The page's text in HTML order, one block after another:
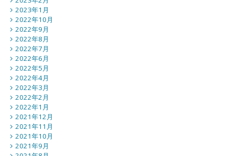
2023年1月
2022年10月
2022年9月
2022年8月
2022年7月
2022年6月
2022年5月
2022年4月
2022年3月
2022年2月
2022年1月
2021年12月
2021年11月
2021年10月
2021年9月